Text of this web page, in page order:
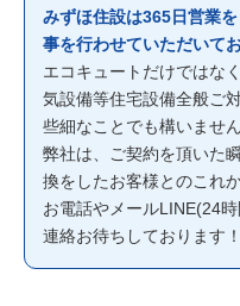
みずほ住設は365日営業
事を行わせていただいてお
エコキュートだけではな
気設備等住宅設備全般ご
些細なことでも構いませ
弊社は、ご契約を頂いた
換をしたお客様とのこれ
お電話やメールLINE(24
連絡お待ちしております！